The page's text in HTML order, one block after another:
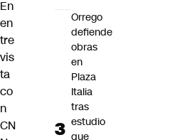
En
en
tre
vis
ta
co
n
CN
Orrego
defiende
obras
en
Plaza
Italia
tras
estudio
que